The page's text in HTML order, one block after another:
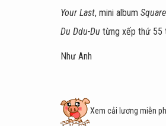
Your Last, mini album
Du Ddu-Du từng xếp thứ 55
Như Anh
Xem cải lương miễn